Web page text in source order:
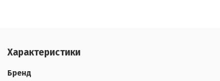
Характеристики
Бренд